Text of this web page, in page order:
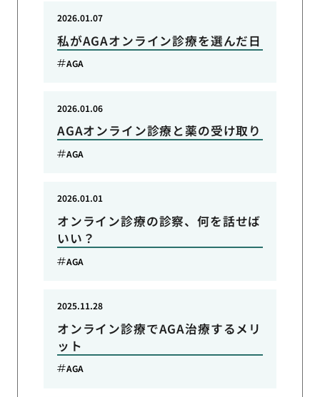
私がAGAオンライン診療を選んだ日
2026.01.07
AGA
AGAオンライン診療と薬の受け取り
2026.01.06
AGA
オンライン診療の診察、何を話せば
いい？
2026.01.01
AGA
オンライン診療でAGA治療するメリ
ット
2025.11.28
AGA